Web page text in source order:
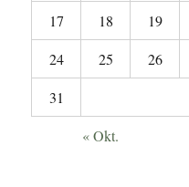
17
18 19
24
25 26
31
« Okt.